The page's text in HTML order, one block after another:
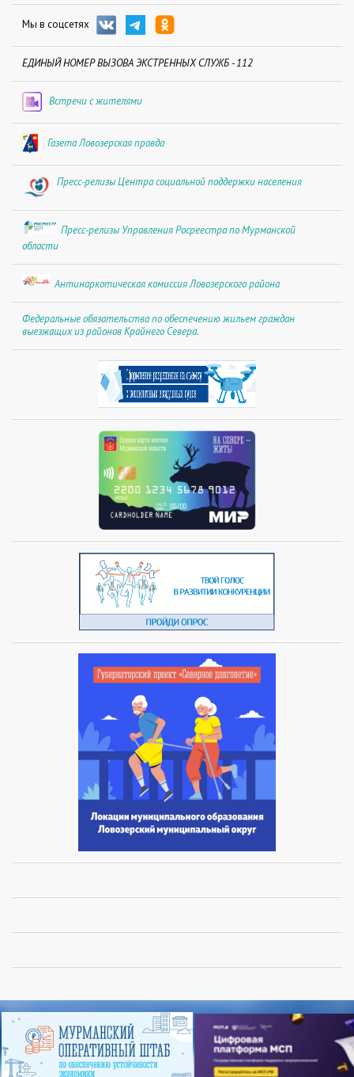
Мы в соцсетях
ЕДИНЫЙ НОМЕР ВЫЗОВА ЭКСТРЕННЫХ СЛУЖБ - 112
Встречи с жителями
Газета Ловозерская правда
Пресс-релизы Центра социальной поддержки населения
Пресс-релизы Управления Росреестра по Мурманской
области
Антинаркотическая комиссия Ловозерского района
Федеральные обязательства по обеспечению жильем граждан
выезжащих из районов Крайнего Севера.